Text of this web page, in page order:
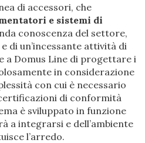
di accessori, che
e sistemi di
conoscenza del settore,
di un’incessante attività di
a Domus Line di progettare i
in considerazione
con cui è necessario
di conformità
è sviluppato in funzione
a integrarsi e dell’ambiente
l’arredo.